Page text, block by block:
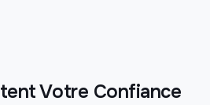
Votre Confiance